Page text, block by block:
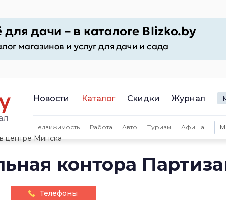
Новости Каталог Скидки Журнал
Недвижимость Работа Авто Туризм Афиша
в центре Минска
контора
Телефоны